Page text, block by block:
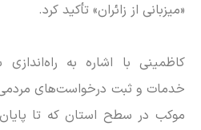
«میزبانی از زائران» تأکید کرد.
کاظمینی با اشاره به
موکب در سطح استان که تا